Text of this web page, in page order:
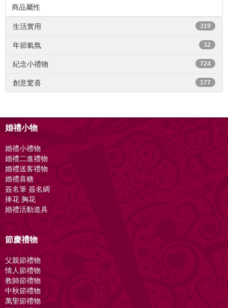
商品屬性
生活實用 319
年節氣氛 32
紀念小禮物 724
創意驚喜 177
婚禮小物
婚禮小禮物
婚禮二進禮物
婚禮送客禮物
婚禮喜糖
簽名筆 簽名綢
捧花 胸花
婚禮活動道具
節慶禮物
父親節禮物
情人節禮物
教師節禮物
中秋節禮物
萬聖節禮物